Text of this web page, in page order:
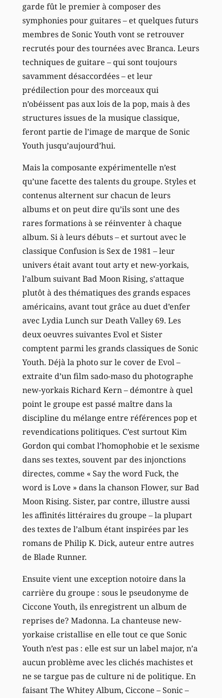
garde fût le premier à composer des
symphonies pour guitares – et quelques futurs
membres de Sonic Youth vont se retrouver
recrutés pour des tournées avec Branca. Leurs
techniques de guitare – qui sont toujours
savamment désaccordées – et leur
prédilection pour des morceaux qui
n’obéissent pas aux lois de la pop, mais à des
structures issues de la musique classique,
feront partie de l’image de marque de Sonic
Youth jusqu’aujourd’hui.
Mais la composante expérimentelle n’est
qu’une facette des talents du groupe. Styles et
contenus alternent sur chacun de leurs
albums et on peut dire qu’ils sont une des
rares formations à se réinventer à chaque
album. Si à leurs débuts – et surtout avec le
classique Confusion is Sex de 1981 – leur
univers était avant tout arty et new-yorkais,
l’album suivant Bad Moon Rising, s’attaque
plutôt à des thématiques des grands espaces
américains, avant tout grâce au duet d’enfer
avec Lydia Lunch sur Death Valley 69. Les
deux oeuvres suivantes Evol et Sister
comptent parmi les grands classiques de Sonic
Youth. Déjà la photo sur le cover de Evol –
extraite d’un film sado-maso du photographe
new-yorkais Richard Kern – démontre à quel
point le groupe est passé maître dans la
discipline du mélange entre références pop et
revendications politiques. C’est surtout Kim
Gordon qui combat l’homophobie et le sexisme
dans ses textes, souvent par des injonctions
directes, comme « Say the word Fuck, the
word is Love » dans la chanson Flower, sur Bad
Moon Rising. Sister, par contre, illustre aussi
les affinités littéraires du groupe – la plupart
des textes de l’album étant inspirées par les
romans de Philip K. Dick, auteur entre autres
de Blade Runner.
Ensuite vient une exception notoire dans la
carrière du groupe : sous le pseudonyme de
Ciccone Youth, ils enregistrent un album de
reprises de? Madonna. La chanteuse new-
yorkaise cristallise en elle tout ce que Sonic
Youth n’est pas : elle est sur un label major, n’a
aucun problème avec les clichés machistes et
ne se targue pas de culture ni de politique. En
faisant The Whitey Album, Ciccone – Sonic –